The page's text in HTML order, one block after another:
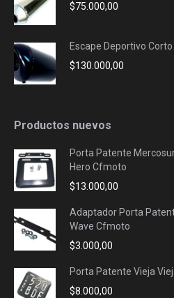
$75.000,00
Escape Deportivo Corto
$130.000,00
Productos nuevos
Porta Patente
Hero Cfmoto
$13.000,00
Adaptador Porta
Wave Cfmoto
$3.000,00
Porta Patente Vieja
$8.000,00